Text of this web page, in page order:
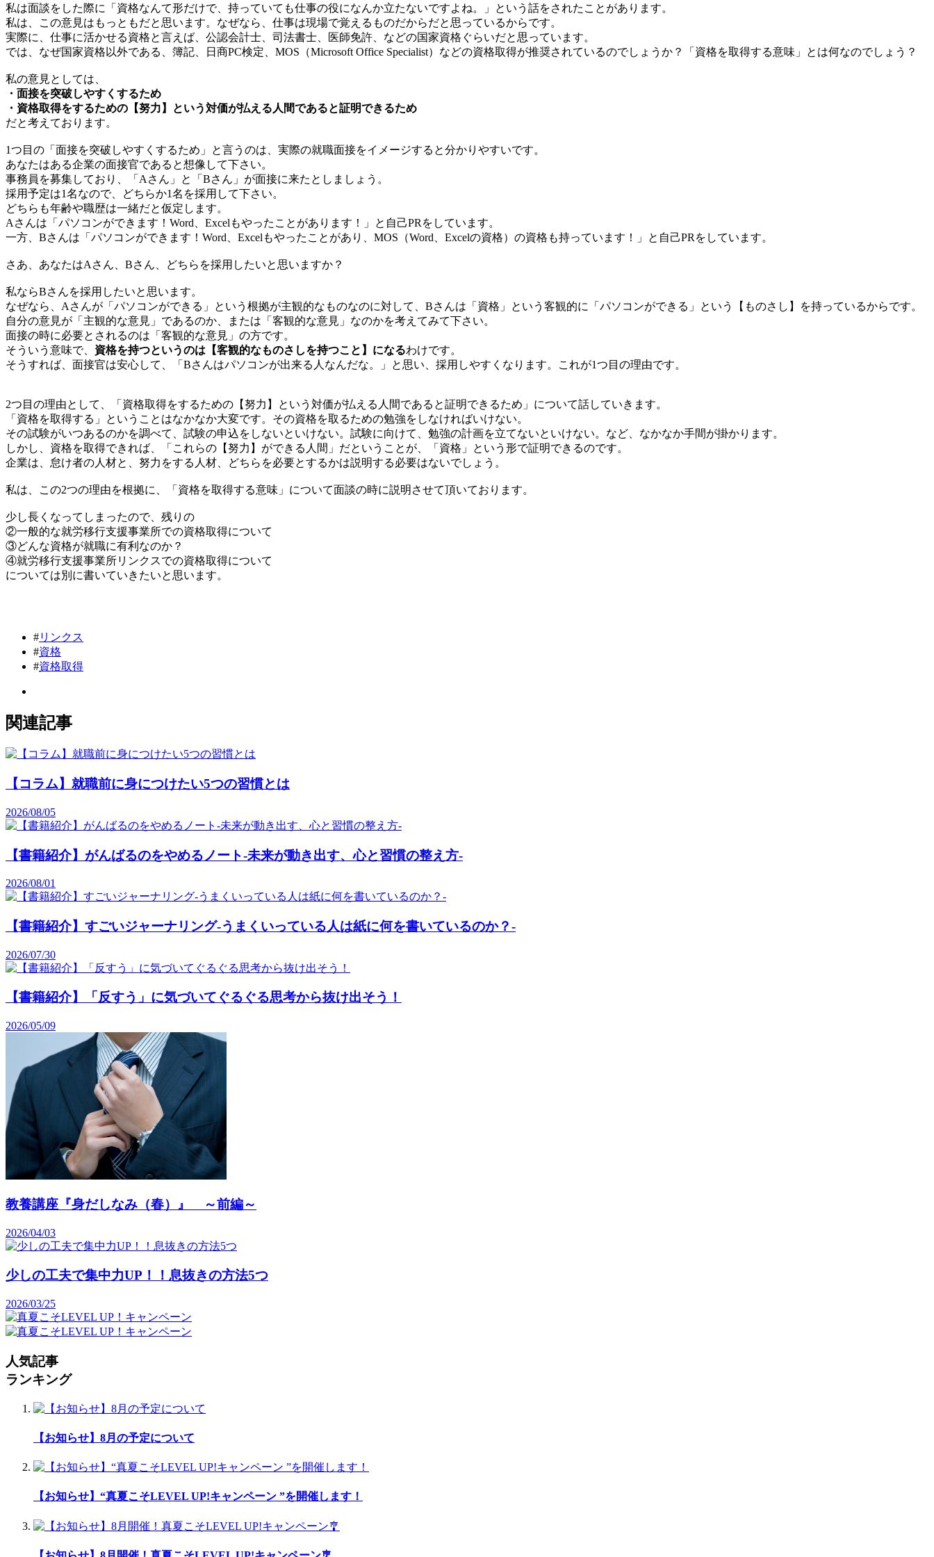
私は面談をした際に「資格なんて形だけで、持っていても仕事の役になんか立たないですよね。」という話をされたことがあります。
私は、この意見はもっともだと思います。なぜなら、仕事は現場で覚えるものだからだと思っているからです。
実際に、仕事に活かせる資格と言えば、公認会計士、司法書士、医師免許、などの国家資格ぐらいだと思っています。
では、なぜ国家資格以外である、簿記、日商PC検定、MOS（Microsoft Office Specialist）などの資格取得が推奨されているのでしょうか？「資格を取得する意味」とは何なのでしょう？
私の意見としては、
・面接を突破しやすくするため
・資格取得をするための【努力】という対価が払える人間であると証明できるため
だと考えております。
1つ目の「面接を突破しやすくするため」と言うのは、実際の就職面接をイメージすると分かりやすいです。
あなたはある企業の面接官であると想像して下さい。
事務員を募集しており、「Aさん」と「Bさん」が面接に来たとしましょう。
採用予定は1名なので、どちらか1名を採用して下さい。
どちらも年齢や職歴は一緒だと仮定します。
Aさんは「パソコンができます！Word、Excelもやったことがあります！」と自己PRをしています。
一方、Bさんは「パソコンができます！Word、Excelもやったことがあり、MOS（Word、Excelの資格）の資格も持っています！」と自己PRをしています。
さあ、あなたはAさん、Bさん、どちらを採用したいと思いますか？
私ならBさんを採用したいと思います。
なぜなら、Aさんが「パソコンができる」という根拠が主観的なものなのに対して、Bさんは「資格」という客観的に「パソコンができる」という【ものさし】を持っているからです。
自分の意見が「主観的な意見」であるのか、または「客観的な意見」なのかを考えてみて下さい。
面接の時に必要とされるのは「客観的な意見」の方です。
そういう意味で、 資格を持つというのは【客観的なものさしを持つこと】になるわけです。
そうすれば、面接官は安心して、「Bさんはパソコンが出来る人なんだな。」と思い、採用しやすくなります。これが1つ目の理由です。
2つ目の理由として、「資格取得をするための【努力】という対価が払える人間であると証明できるため」について話していきます。
「資格を取得する」ということはなかなか大変です。その資格を取るための勉強をしなければいけない。
その試験がいつあるのかを調べて、試験の申込をしないといけない。試験に向けて、勉強の計画を立てないといけない。など、なかなか手間が掛かります。
しかし、資格を取得できれば、「これらの【努力】ができる人間」だということが、「資格」という形で証明できるのです。
企業は、怠け者の人材と、努力をする人材、どちらを必要とするかは説明する必要はないでしょう。
私は、この2つの理由を根拠に、「資格を取得する意味」について面談の時に説明させて頂いております。
少し長くなってしまったので、残りの
②一般的な就労移行支援事業所での資格取得について
③どんな資格が就職に有利なのか？
④就労移行支援事業所リンクスでの資格取得について
については別に書いていきたいと思います。
#リンクス
#資格
#資格取得
関連記事
【コラム】就職前に身につけたい5つの習慣とは
2026/08/05
【書籍紹介】がんばるのをやめるノート-未来が動き出す、心と習慣の整え方-
2026/08/01
【書籍紹介】すごいジャーナリング-うまくいっている人は紙に何を書いているのか？-
2026/07/30
【書籍紹介】「反すう」に気づいてぐるぐる思考から抜け出そう！
2026/05/09
教養講座『身だしなみ（春）』 ～前編～
2026/04/03
少しの工夫で集中力UP！！息抜きの方法5つ
2026/03/25
人気記事
ランキング
【お知らせ】8月の予定について
【お知らせ】“真夏こそLEVEL UP!キャンペーン ”を開催します！